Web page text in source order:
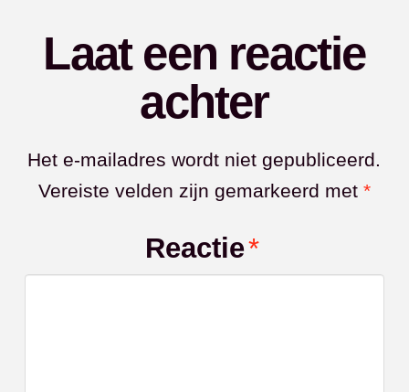
Laat een reactie
achter
Het e-mailadres wordt niet gepubliceerd.
Vereiste velden zijn gemarkeerd met *
Reactie*